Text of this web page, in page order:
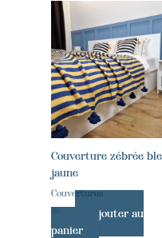
Couverture zébrée
jaune
Couvertures
Ajouter au
panier